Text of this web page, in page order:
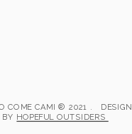
COME CAMI ® 2021 . DESIGN
BY HOPEFUL OUTSIDERS